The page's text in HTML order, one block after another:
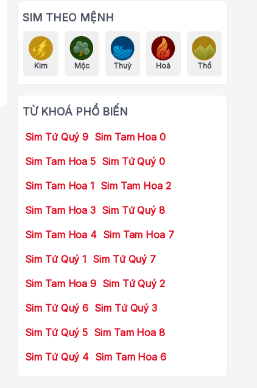
SIM THEO MỆNH
Kim Mộc Thuỷ Hoả Thổ
TỪ KHOÁ PHỔ BIẾN
Sim Tứ Quý 9 Sim Tam Hoa 0
Sim Tam Hoa 5 Sim Tứ Quý 0
Sim Tam Hoa 1 Sim Tam Hoa 2
Sim Tam Hoa 3 Sim Tứ Quý 8
Sim Tam Hoa 4 Sim Tam Hoa 7
Sim Tứ Quý 1 Sim Tứ Quý 7
Sim Tam Hoa 9 Sim Tứ Quý 2
Sim Tứ Quý 6 Sim Tứ Quý 3
Sim Tứ Quý 5 Sim Tam Hoa 8
Sim Tứ Quý 4 Sim Tam Hoa 6